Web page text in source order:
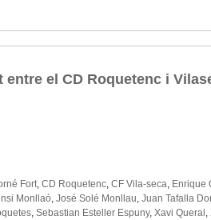
el CD Roquetenc i
Fort, CD Roquetenc, CF Vila-seca, Enrique
Monllaó, José Solé Monllau, Juan Tafalla
, Sebastian Esteller Espuny, Xavi Queral ,